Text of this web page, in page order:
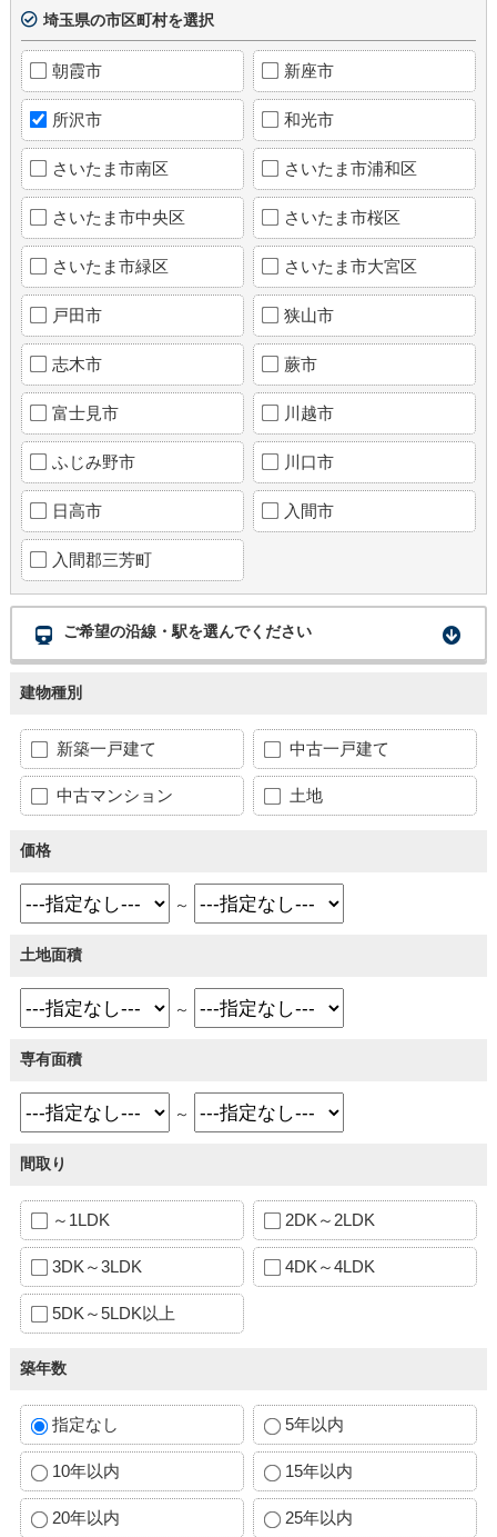
埼玉県の市区町村を選択
朝霞市 新座市
所沢市 和光市
さいたま市南区 さいたま市浦和区
さいたま市中央区 さいたま市桜区
さいたま市緑区 さいたま市大宮区
戸田市 狭山市
志木市 蕨市
富士見市 川越市
ふじみ野市 川口市
日高市 入間市
入間郡三芳町
ご希望の沿線・駅を選んでください
建物種別
新築一戸建て 中古一戸建て
中古マンション 土地
価格
～
土地面積
～
専有面積
～
間取り
～1LDK 2DK～2LDK
3DK～3LDK 4DK～4LDK
5DK～5LDK以上
築年数
指定なし 5年以内
10年以内 15年以内
20年以内 25年以内